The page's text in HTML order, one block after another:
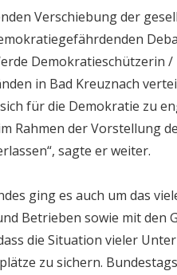
Verschiebung der
Demokratieschützerin
in Bad Kreuznach
für die Demokratie zu
Rahmen der Vorstellung
sagte er weiter.
ging es auch um das
Betrieben sowie mit den
die Situation vieler
zu sichern.